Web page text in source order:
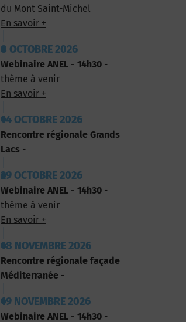
du Mont Saint-Michel
En savoir +
8 OCTOBRE 2026
Webinaire ANEL - 14h30 -
thème à venir
En savoir +
14 OCTOBRE 2026
Rencontre régionale Grands
Lacs -
29 OCTOBRE 2026
Webinaire ANEL - 14h30 -
thème à venir
En savoir +
18 NOVEMBRE 2026
Rencontre régionale façade
Méditerranée -
19 NOVEMBRE 2026
Webinaire ANEL - 14h30 -